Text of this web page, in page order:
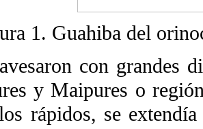
1. Guahiba del
con grandes
y Maipures o
rápidos, se